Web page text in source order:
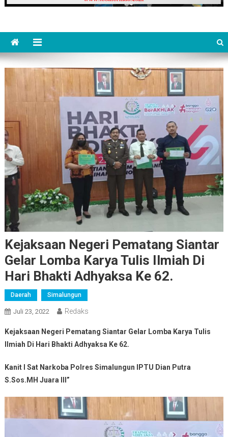
Kejaksaan Negeri Pematang Siantar
Gelar Lomba Karya Tulis Ilmiah Di
Hari Bhakti Adhyaksa Ke 62.
Daerah Simalungun
Juli 23, 2022 Redaks
Kejaksaan Negeri Pematang Siantar Gelar Lomba Karya Tulis
Ilmiah Di Hari Bhakti Adhyaksa Ke 62.
Kanit I Sat Narkoba Polres Simalungun IPTU Dian Putra
S.Sos.MH Juara III”